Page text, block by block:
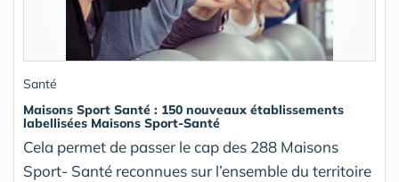
Santé
Maisons Sport Santé : 150 nouveaux établissements
labellisées Maisons Sport-Santé
Cela permet de passer le cap des 288 Maisons
Sport- Santé reconnues sur l’ensemble du territoire